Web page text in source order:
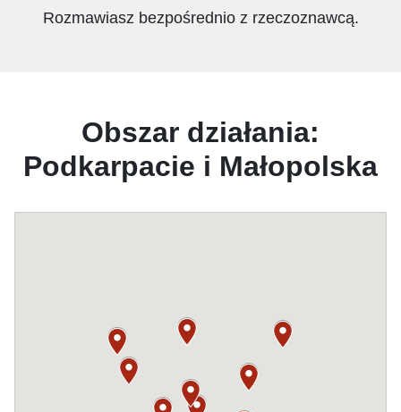
Rozmawiasz bezpośrednio z rzeczoznawcą.
Obszar działania:
Podkarpacie i Małopolska